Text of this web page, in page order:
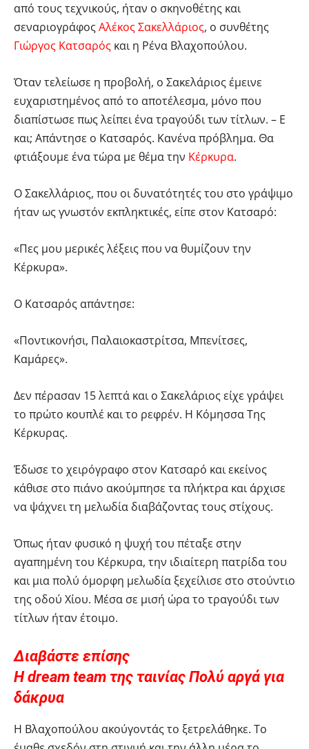
από τους τεχνικούς, ήταν ο σκηνοθέτης και
σεναριογράφοςΑλέκος Σακελλάριος, ο συνθέτης
Γιώργος Κατσαρός και η Ρένα Βλαχοπούλου.
Όταν τελείωσε η προβολή, ο Σακελάριος έμεινε
ευχαριστημένος από το αποτέλεσμα, μόνο που
διαπίστωσε πως λείπει ένα τραγούδι των τίτλων. – Ε
και; Απάντησε ο Κατσαρός. Κανένα πρόβλημα. Θα
φτιάξουμε ένα τώρα με θέμα την Κέρκυρα.
Ο Σακελλάριος, που οι δυνατότητές του στο γράψιμο
ήταν ως γνωστόν εκπληκτικές, είπε στον Κατσαρό:
«Πες μου μερικές λέξεις που να θυμίζουν την
Κέρκυρα».
Ο Κατσαρός απάντησε:
«Ποντικονήσι, Παλαιοκαστρίτσα, Μπενίτσες,
Καμάρες».
Δεν πέρασαν 15 λεπτά και ο Σακελάριος είχε γράψει
το πρώτο κουπλέ και το ρεφρέν. Η Κόμησσα Της
Κέρκυρας.
Έδωσε το χειρόγραφο στον Κατσαρό και εκείνος
κάθισε στο πιάνο ακούμπησε τα πλήκτρα και άρχισε
να ψάχνει τη μελωδία διαβάζοντας τους στίχους.
Όπως ήταν φυσικό η ψυχή του πέταξε στην
αγαπημένη του Κέρκυρα, την ιδιαίτερη πατρίδα του
και μια πολύ όμορφη μελωδία ξεχείλισε στο στούντιο
της οδού Χίου. Μέσα σε μισή ώρα το τραγούδι των
τίτλων ήταν έτοιμο.
Διαβάστε επίσης
Η dream team της ταινίας Πολύ αργά για
δάκρυα
Η Βλαχοπούλου ακούγοντάς το ξετρελάθηκε. Το